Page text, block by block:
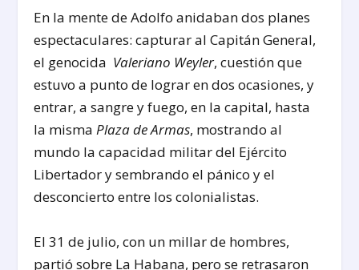
En la mente de Adolfo anidaban dos planes
espectaculares: capturar al Capitán General,
el genocida Valeriano Weyler, cuestión que
estuvo a punto de lograr en dos ocasiones, y
entrar, a sangre y fuego, en la capital, hasta
la mismaPlaza de Armas, mostrando al
mundo la capacidad militar del Ejército
Libertador y sembrando el pánico y el
desconcierto entre los colonialistas.
El 31 de julio, con un millar de hombres,
partió sobre La Habana, pero se retrasaron